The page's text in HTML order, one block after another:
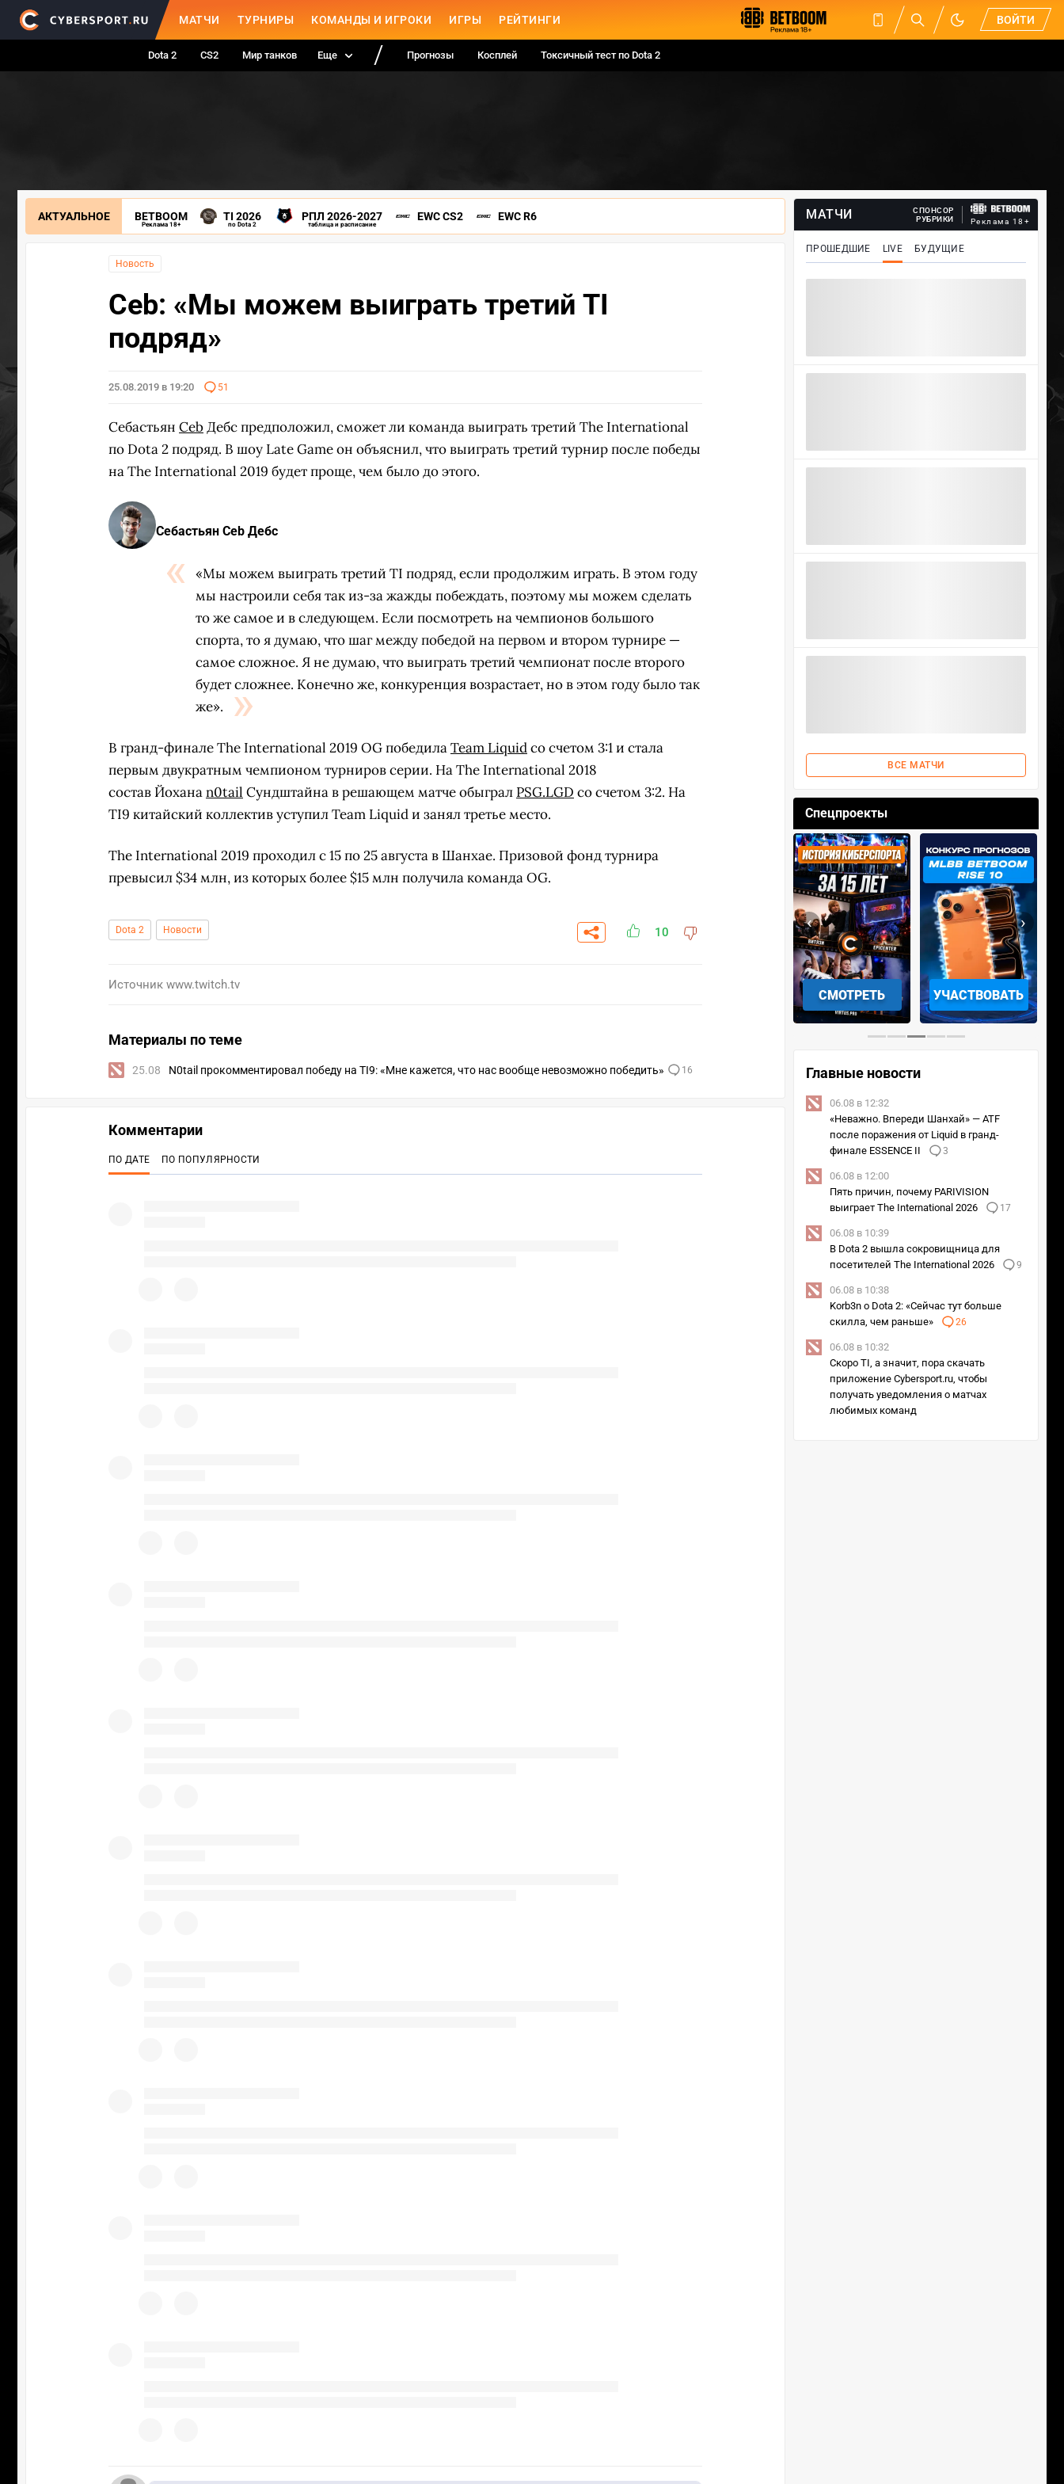
МАТЧИ ТУРНИРЫ КОМАНДЫ И ИГРОКИ ИГРЫ РЕЙТИНГИ ВОЙТИ
Dota 2 CS2 Мир танков Еще Прогнозы Косплей Токсичный тест по Dota 2
АКТУАЛЬНОЕ BETBOOM
Реклама 18+
TI 2026
по Dota 2
РПЛ 2026-2027
таблица и расписание
EWC CS2 EWC R6
Новость
Ceb: «Мы можем выиграть третий TI
подряд»
25.08.2019 в 19:20 51
Себастьян CebДебс предположил, сможет ли команда выиграть третий The International
по Dota 2 подряд. В шоу Late Game он объяснил, что выиграть третий турнир после победы
на The International 2019 будет проще, чем было до этого.
Себастьян Ceb Дебс
«Мы можем выиграть третий TI подряд, если продолжим играть. В этом году
мы настроили себя так из-за жажды побеждать, поэтому мы можем сделать
то же самое и в следующем. Если посмотреть на чемпионов большого
спорта, то я думаю, что шаг между победой на первом и втором турнире —
самое сложное. Я не думаю, что выиграть третий чемпионат после второго
будет сложнее. Конечно же, конкуренция возрастает, но в этом году было так
же».
В гранд-финале The International 2019 OG победилаTeam Liquidсо счетом 3:1 и стала
первым двукратным чемпионом турниров серии. На The International 2018
состав Йоханаn0tail Сундштайнав решающем матче обыграл PSG.LGD со счетом 3:2. На
TI9 китайский коллектив уступил Team Liquid и занял третье место.
The International 2019 проходил с 15 по 25 августа в Шанхае. Призовой фонд турнира
превысил $34 млн, из которых более $15 млн получила команда OG.
Dota 2 Новости 10
Источник www.twitch.tv
Материалы по теме
25.08 N0tail прокомментировал победу на TI9: «Мне кажется, что нас вообще невозможно победить» 16
МАТЧИ
СПОНСОР
РУБРИКИ
Реклама 18+
ПРОШЕДШИЕ LIVE БУДУЩИЕ
ВСЕ МАТЧИ
Спецпроекты
УЧАСТВОВАТЬ ЗАБРАТЬ
‹ ›
Главные новости
06.08 в 12:32
«Неважно. Впереди Шанхай» — ATF
после поражения от Liquid в гранд-
финале ESSENCE II
3
06.08 в 12:00
Пять причин, почему PARIVISION
выиграет The International 2026
17
06.08 в 10:39
В Dota 2 вышла сокровищница для
посетителей The International 2026
9
06.08 в 10:38
Korb3n о Dota 2: «Сейчас тут больше
скилла, чем раньше»
26
06.08 в 10:32
Скоро TI, а значит, пора скачать
приложение Cybersport.ru, чтобы
получать уведомления о матчах
любимых команд
Комментарии
ПО ДАТЕ ПО ПОПУЛЯРНОСТИ